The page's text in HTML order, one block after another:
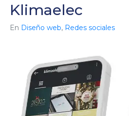
Klimaelec
En Diseño web, Redes sociales